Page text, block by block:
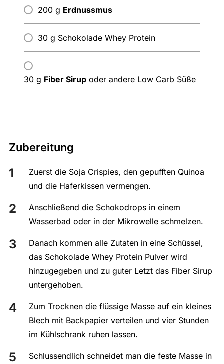
200 g Erdnussmus
30 g Schokolade Whey Protein
30 g Fiber Sirupoder andere Low Carb Süße
Zubereitung
Zuerst die Soja Crispies, den gepufften Quinoa
und die Haferkissen vermengen.
Anschließend die Schokodrops in einem
Wasserbad oder in der Mikrowelle schmelzen.
Danach kommen alle Zutaten in eine Schüssel,
das Schokolade Whey Protein Pulver wird
hinzugegeben und zu guter Letzt das Fiber Sirup
untergehoben.
Zum Trocknen die flüssige Masse auf ein kleines
Blech mit Backpapier verteilen und vier Stunden
im Kühlschrank ruhen lassen.
Schlussendlich schneidet man die feste Masse in